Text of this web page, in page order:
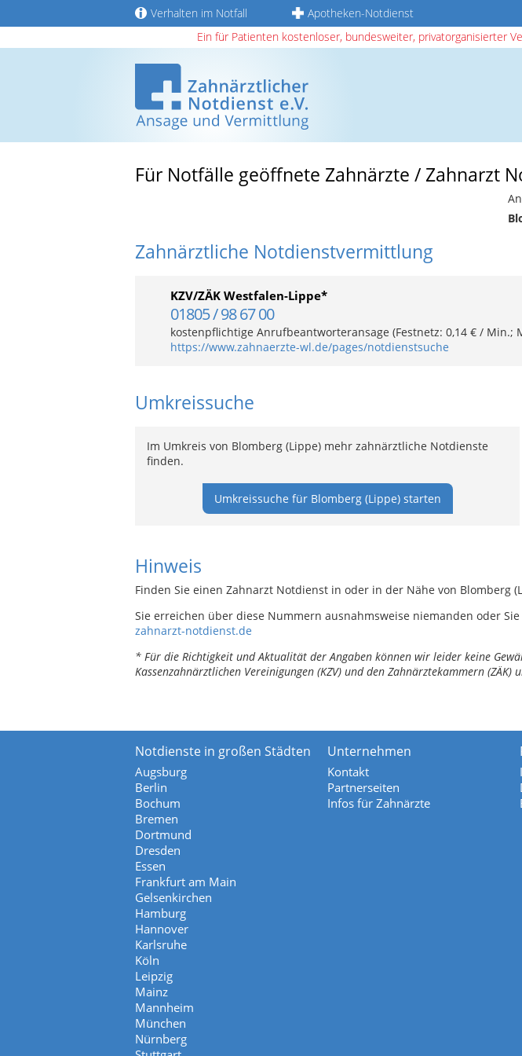
Verhalten im Notfall Apotheken-Notdienst
Ein für Patienten kostenloser, bundesweiter, privatorganisierter
Für Notfälle geöffnete Zahnärzte / Zahnarzt
Zahnärztliche Notdienstvermittlung
KZV/ZÄK Westfalen-Lippe*
01805 / 98 67 00
kostenpflichtige Anrufbeantworteransage (Festnetz: 0,14 € / Min.;
https://www.zahnaerzte-wl.de/pages/notdienstsuche
Umkreissuche
Im Umkreis von Blomberg (Lippe) mehr zahnärztliche Notdienste
finden.
Umkreissuche für Blomberg (Lippe) starten
Hinweis
Finden Sie einen Zahnarzt Notdienst in oder in der Nähe von Blomberg
Sie erreichen über diese Nummern ausnahmsweise niemanden oder
zahnarzt-notdienst.de
* Für die Richtigkeit und Aktualität der Angaben können wir leider keine
Kassenzahnärztlichen Vereinigungen (KZV) und den Zahnärztekammern (ZÄK)
Notdienste in großen Städten
Augsburg
Berlin
Bochum
Bremen
Dortmund
Dresden
Essen
Frankfurt am Main
Gelsenkirchen
Hamburg
Hannover
Karlsruhe
Köln
Leipzig
Mainz
Mannheim
München
Nürnberg
Unternehmen
Kontakt
Partnerseiten
Infos für Zahnärzte